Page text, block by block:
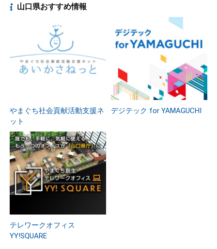
山口県おすすめ情報
やまぐち社会貢献活動支援ネ
ット
デジテック for YAMAGUCHI
テレワークオフィス
YY!SQUARE